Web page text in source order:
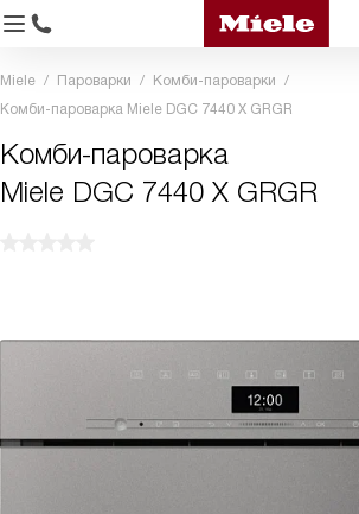
Miele Пароварки
Комби-пароварки
Комби-пароварка Miele DGC 7440 X GRGR
Комби-пароварка
Miele DGC 7440 X GRGR